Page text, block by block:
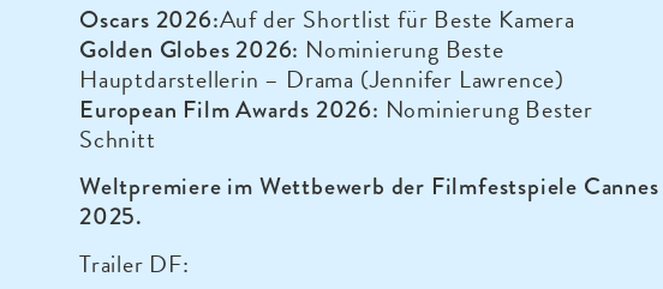
Oscars 2026:Auf der Shortlist für Beste Kamera
Golden Globes 2026: Nominierung Beste
Hauptdarstellerin – Drama (Jennifer Lawrence)
European Film Awards 2026: Nominierung Bester
Schnitt
Weltpremiere im Wettbewerb der Filmfestspiele Cannes
2025.
Trailer DF: